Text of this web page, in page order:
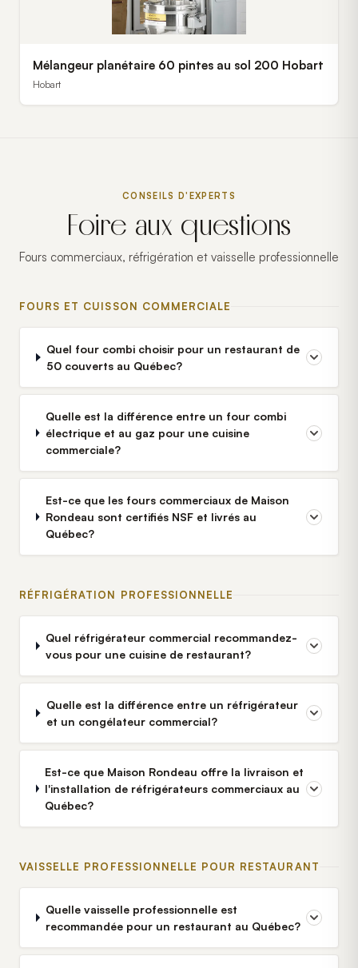
Mélangeur planétaire 60 pintes au sol 200 Hobart
Hobart
CONSEILS D'EXPERTS
Foire aux questions
Fours commerciaux, réfrigération et vaisselle professionnelle
FOURS ET CUISSON COMMERCIALE
Quel four combi choisir pour un restaurant de
50 couverts au Québec?
Quelle est la différence entre un four combi
électrique et au gaz pour une cuisine
commerciale?
Est-ce que les fours commerciaux de Maison
Rondeau sont certifiés NSF et livrés au
Québec?
RÉFRIGÉRATION PROFESSIONNELLE
Quel réfrigérateur commercial recommandez-
vous pour une cuisine de restaurant?
Quelle est la différence entre un réfrigérateur
et un congélateur commercial?
Est-ce que Maison Rondeau offre la livraison et
l'installation de réfrigérateurs commerciaux au
Québec?
VAISSELLE PROFESSIONNELLE POUR RESTAURANT
Quelle vaisselle professionnelle est
recommandée pour un restaurant au Québec?